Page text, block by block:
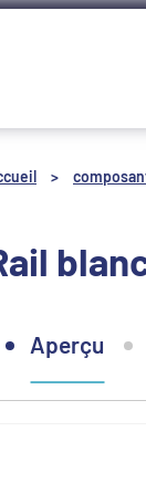
cookies
>
Aperçu